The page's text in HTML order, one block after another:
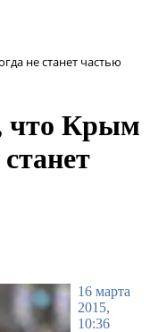
не станет частью
что Крым
16 марта
2015,
10:36